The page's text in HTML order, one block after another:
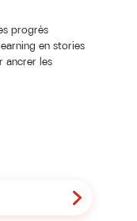
progrès
en stories
ancrer les